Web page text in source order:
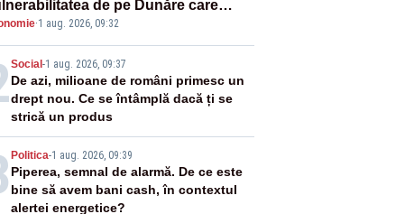
de pe Dunăre care
în pericol Centrala Cernavodă era
de pe vremea lui Ceaușescu
·1 aug. 2026, 09:32
Social -1 aug. 2026, 09:37
De azi, milioane de români primesc un
drept nou. Ce se întâmplă dacă ți se
strică un produs
Politica-1 aug. 2026, 09:39
Piperea, semnal de alarmă. De ce este
bine să avem bani cash, în contextul
alertei energetice?